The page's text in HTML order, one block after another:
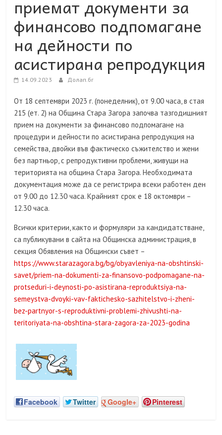
приемат документи за
финансово подпомагане
на дейности по
асистирана репродукция
14.09.2023 Долап.бг
От 18 септември 2023 г. (понеделник), от 9.00 часа, в стая
215 (ет. 2) на Община Стара Загора започва тазгодишният
прием на документи за финансово подпомагане на
процедури и дейности по асистирана репродукция на
семейства, двойки във фактическо съжителство и жени
без партньор, с репродуктивни проблеми, живущи на
територията на община Стара Загора. Необходимата
документация може да се регистрира всеки работен ден
от 9.00 до 12.30 часа. Крайният срок е 18 октомври –
12.30 часа.
Всички критерии, както и формуляри за кандидатстване,
са публикувани в сайта на Общинска администрация, в
секция Обявления на Общински съвет –
https://www.starazagora.bg/bg/obyavleniya-na-obshtinski-
savet/priem-na-dokumenti-za-finansovo-podpomagane-na-
protseduri-i-deynosti-po-asistirana-reproduktsiya-na-
semeystva-dvoyki-vav-faktichesko-sazhitelstvo-i-zheni-
bez-partnyor-s-reproduktivni-problemi-zhivushti-na-
teritoriyata-na-obshtina-stara-zagora-za-2023-godina
Facebook Twitter Google+ Pinterest